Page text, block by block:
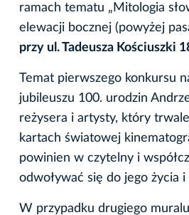
ramach tematu „Mitologia
elewacji bocznej (powyżej
przy ul. Tadeusza Kościuszki
Temat pierwszego konkursu
jubileuszu 100. urodzin
reżysera i artysty, który trwale
kartach światowej
powinien w czytelny i
odwoływać się do jego życia
W przypadku drugiego